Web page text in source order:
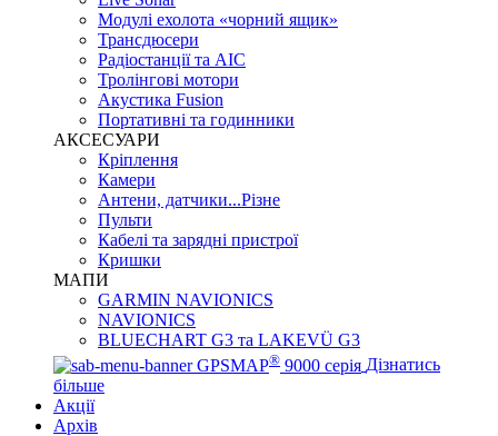
Модулі ехолота «чорний ящик»
Трансдюсери
Радіостанції та АІС
Тролінгові мотори
Акустика Fusion
Портативні та годинники
АКСЕСУАРИ
Кріплення
Камери
Антени, датчики...Різне
Пульти
Кабелі та зарядні пристрої
Кришки
МАПИ
GARMIN NAVIONICS
NAVIONICS
BLUECHART G3 та LAKEVÜ G3
GPSMAP® 9000 серія Дізнатись
більше
Акції
Архів